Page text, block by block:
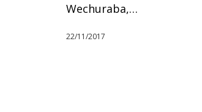
Wechuraba,…
22/11/2017